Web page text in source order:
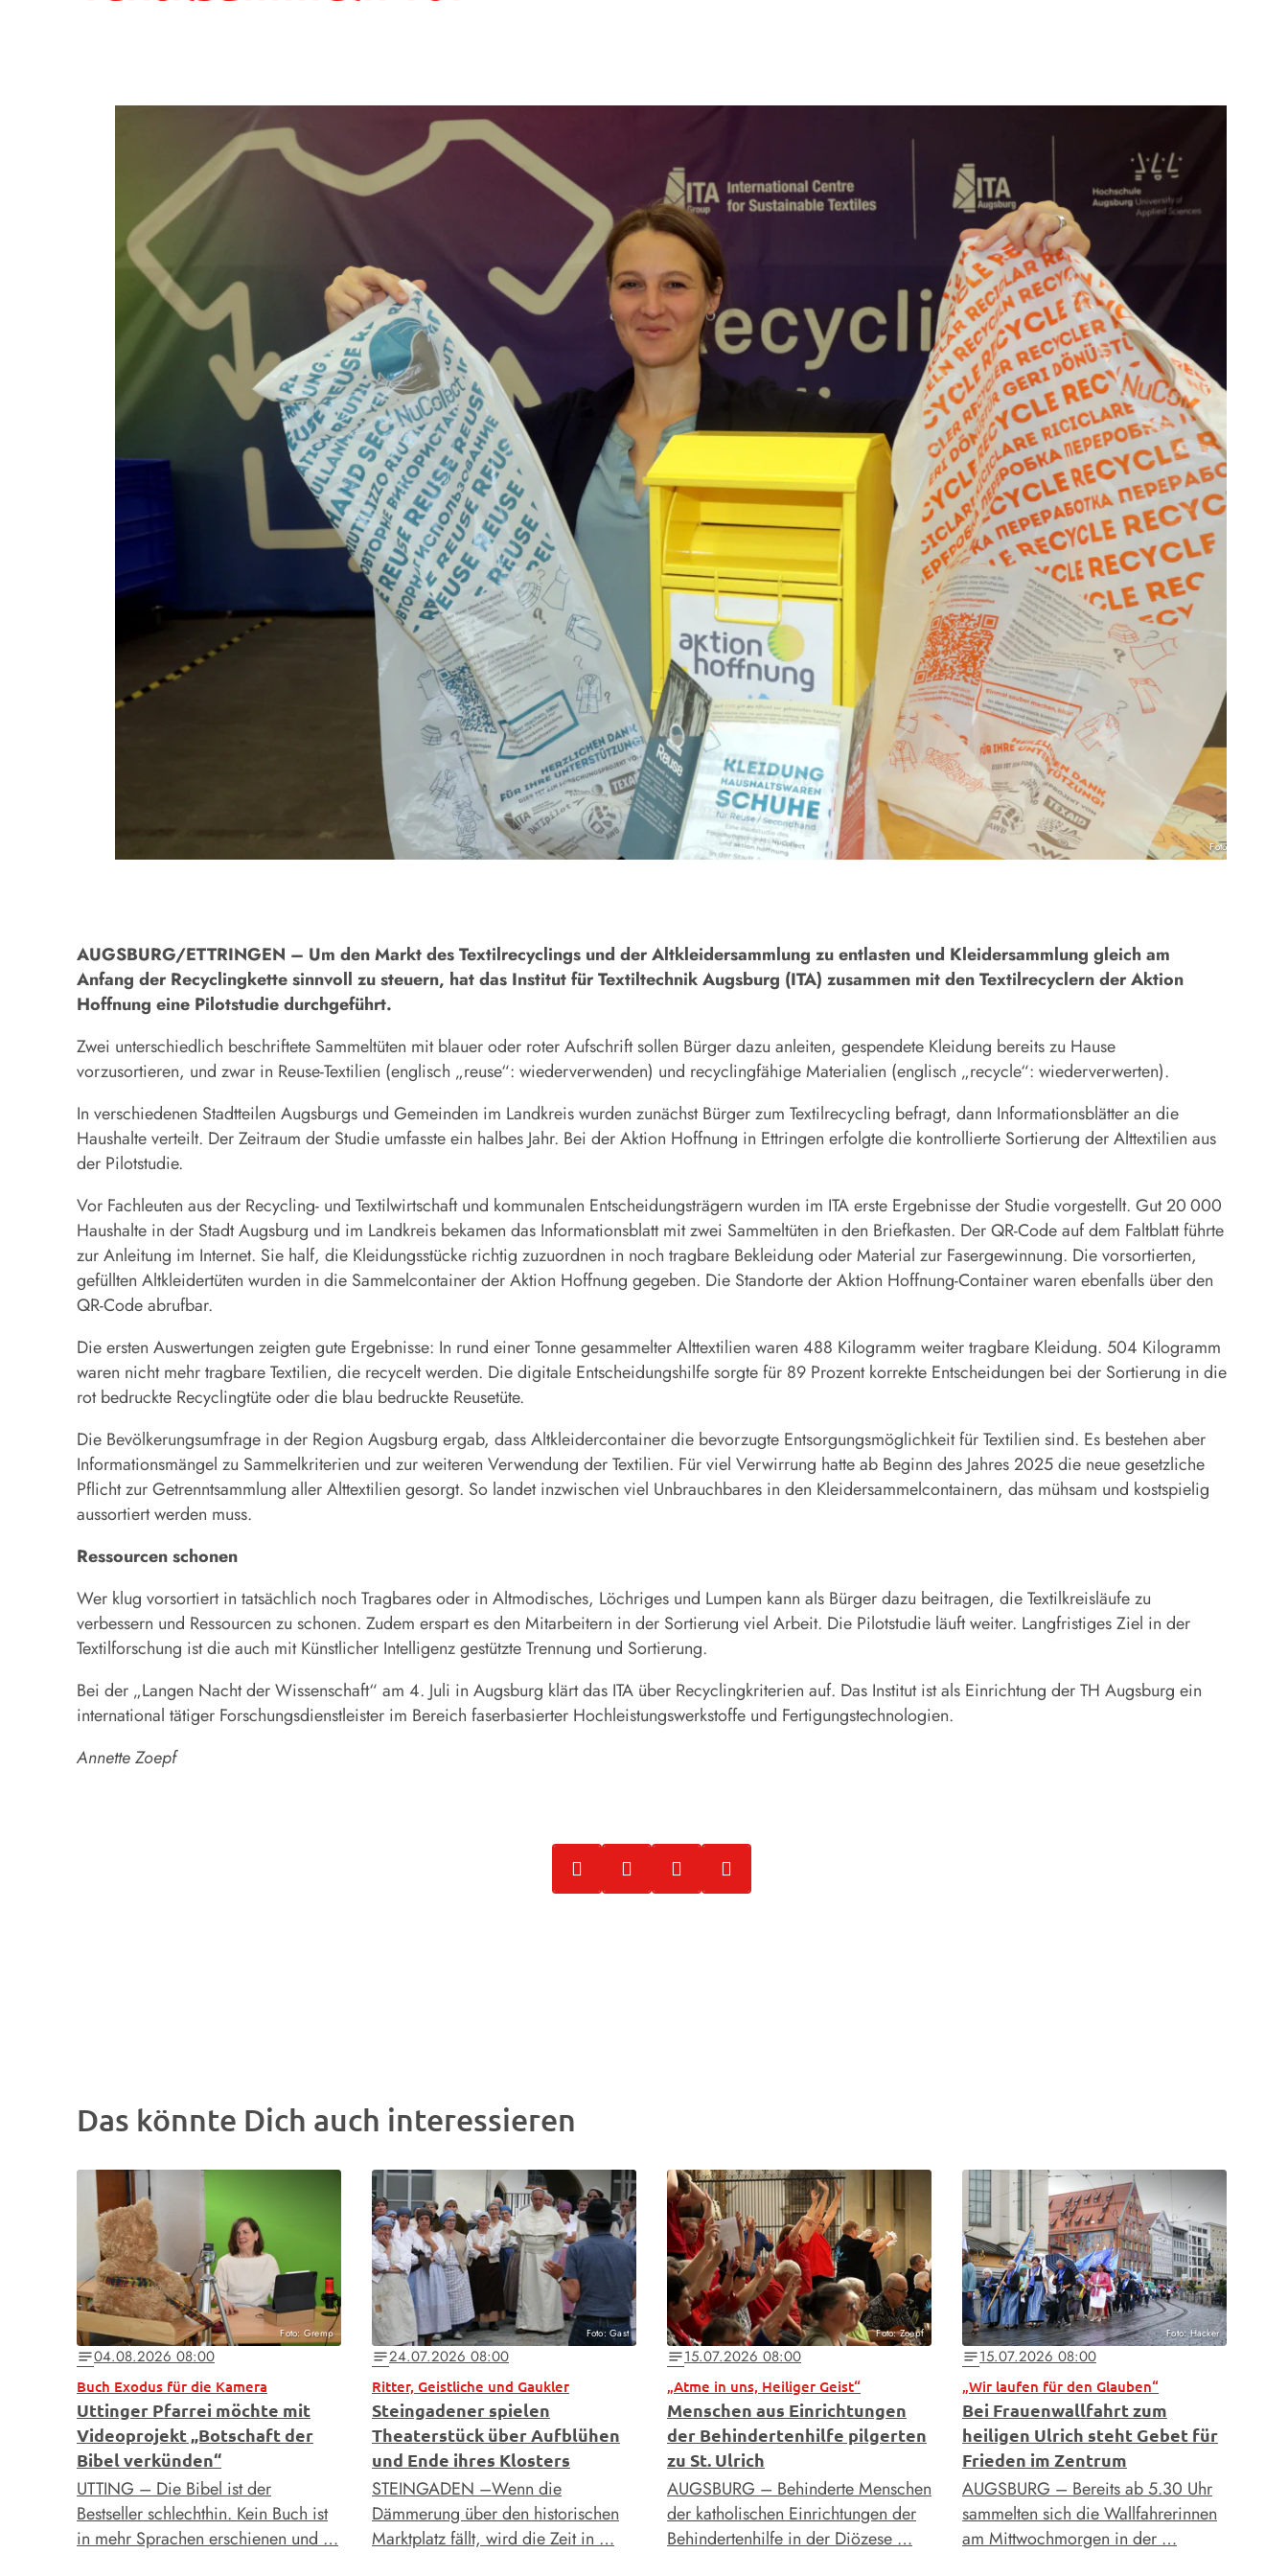
Foto: Zoepf
AUGSBURG/ETTRINGEN – Um den Markt des Textilrecyclings und der Altkleidersammlung zu entlasten und Kleidersammlung gleich am
Anfang der Recyclingkette sinnvoll zu steuern, hat das Institut für Textiltechnik Augsburg (ITA) zusammen mit den Textilrecyclern der Aktion
Hoffnung eine Pilotstudie durchgeführt.
Zwei unterschiedlich beschriftete Sammeltüten mit blauer oder roter Aufschrift sollen Bürger dazu anleiten, gespendete Kleidung bereits zu Hause
vorzusortieren, und zwar in Reuse-Textilien (englisch „reuse“: wiederverwenden) und recyclingfähige Materialien (englisch „recycle“: wiederverwerten).
In verschiedenen Stadtteilen Augsburgs und Gemeinden im Landkreis wurden zunächst Bürger zum Textilrecycling befragt, dann Informationsblätter an die
Haushalte verteilt. Der Zeitraum der Studie umfasste ein halbes Jahr. Bei der Aktion Hoffnung in Ettringen erfolgte die kontrollierte Sortierung der Alttextilien aus
der Pilotstudie.
Vor Fachleuten aus der Recycling- und Textilwirtschaft und kommunalen Entscheidungsträgern wurden im ITA erste Ergebnisse der Studie vorgestellt. Gut 20 000
Haushalte in der Stadt Augsburg und im Landkreis bekamen das Informationsblatt mit zwei Sammeltüten in den Briefkasten. Der QR-Code auf dem Faltblatt führte
zur Anleitung im Internet. Sie half, die Kleidungsstücke richtig zuzuordnen in noch tragbare Bekleidung oder Material zur Fasergewinnung. Die vorsortierten,
gefüllten Altkleidertüten wurden in die Sammelcontainer der Aktion Hoffnung gegeben. Die Standorte der Aktion Hoffnung-Container waren ebenfalls über den
QR-Code abrufbar.
Die ersten Auswertungen zeigten gute Ergebnisse: In rund einer Tonne gesammelter Alttextilien waren 488 Kilogramm weiter tragbare Kleidung. 504 Kilogramm
waren nicht mehr tragbare Textilien, die recycelt werden. Die digitale Entscheidungshilfe sorgte für 89 Prozent korrekte Entscheidungen bei der Sortierung in die
rot bedruckte Recyclingtüte oder die blau bedruckte Reusetüte.
Die Bevölkerungsumfrage in der Region Augsburg ergab, dass Altkleidercontainer die bevorzugte Entsorgungsmöglichkeit für Textilien sind. Es bestehen aber
Informationsmängel zu Sammelkriterien und zur weiteren Verwendung der Textilien. Für viel Verwirrung hatte ab Beginn des Jahres 2025 die neue gesetzliche
Pflicht zur Getrenntsammlung aller Alttextilien gesorgt. So landet inzwischen viel Unbrauchbares in den Kleidersammelcontainern, das mühsam und kostspielig
aussortiert werden muss.
Ressourcen schonen
Wer klug vorsortiert in tatsächlich noch Tragbares oder in Altmodisches, Löchriges und Lumpen kann als Bürger dazu beitragen, die Textilkreisläufe zu
verbessern und Ressourcen zu schonen. Zudem erspart es den Mitarbeitern in der Sortierung viel Arbeit. Die Pilotstudie läuft weiter. Langfristiges Ziel in der
Textilforschung ist die auch mit Künstlicher Intelligenz gestützte Trennung und Sortierung.
Bei der „Langen Nacht der Wissenschaft“ am 4. Juli in Augsburg klärt das ITA über Recyclingkriterien auf. Das Institut ist als Einrichtung der TH Augsburg ein
international tätiger Forschungsdienstleister im Bereich faserbasierter Hochleistungswerkstoffe und Fertigungstechnologien.
Annette Zoepf
Das könnte Dich auch interessieren
Foto: Gremp
notes04.08.2026 08:00
Buch Exodus für die Kamera
Uttinger Pfarrei möchte mit
Videoprojekt „Botschaft der
Bibel verkünden“
UTTING – Die Bibel ist der
Bestseller schlechthin. Kein Buch ist
in mehr Sprachen erschienen und …
Foto: Gast
notes24.07.2026 08:00
Ritter, Geistliche und Gaukler
Steingadener spielen
Theaterstück über Aufblühen
und Ende ihres Klosters
STEINGADEN –Wenn die
Dämmerung über den historischen
Marktplatz fällt, wird die Zeit in …
Foto: Zoepf
notes15.07.2026 08:00
„Atme in uns, Heiliger Geist“
Menschen aus Einrichtungen
der Behindertenhilfe pilgerten
zu St. Ulrich
AUGSBURG – Behinderte Menschen
der katholischen Einrichtungen der
Behindertenhilfe in der Diözese …
Foto: Hacker
notes15.07.2026 08:00
„Wir laufen für den Glauben“
Bei Frauenwallfahrt zum
heiligen Ulrich steht Gebet für
Frieden im Zentrum
AUGSBURG – Bereits ab 5.30 Uhr
sammelten sich die Wallfahrerinnen
am Mittwochmorgen in der …